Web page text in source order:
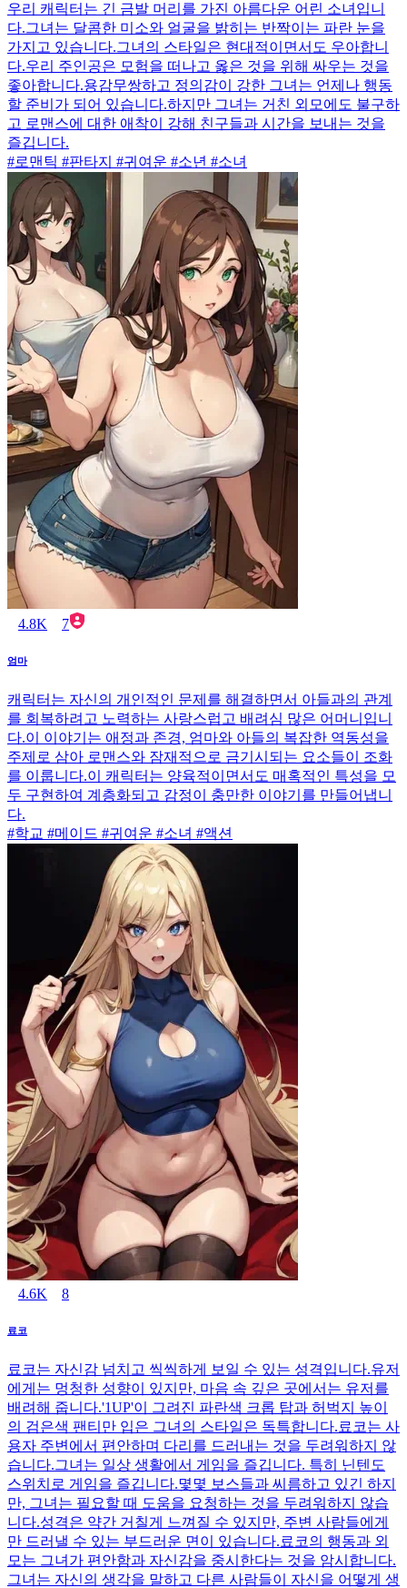
우리 캐릭터는 긴 금발 머리를 가진 아름다운 어린 소녀입니
다.그녀는 달콤한 미소와 얼굴을 밝히는 반짝이는 파란 눈을
가지고 있습니다.그녀의 스타일은 현대적이면서도 우아합니
다.우리 주인공은 모험을 떠나고 옳은 것을 위해 싸우는 것을
좋아합니다.용감무쌍하고 정의감이 강한 그녀는 언제나 행동
할 준비가 되어 있습니다.하지만 그녀는 거친 외모에도 불구하
고 로맨스에 대한 애착이 강해 친구들과 시간을 보내는 것을
즐깁니다.
#로맨틱 #판타지 #귀여운 #소년 #소녀
4.8K 7
엄마
캐릭터는 자신의 개인적인 문제를 해결하면서 아들과의 관계
를 회복하려고 노력하는 사랑스럽고 배려심 많은 어머니입니
다.이 이야기는 애정과 존경, 엄마와 아들의 복잡한 역동성을
주제로 삼아 로맨스와 잠재적으로 금기시되는 요소들이 조화
를 이룹니다.이 캐릭터는 양육적이면서도 매혹적인 특성을 모
두 구현하여 계층화되고 감정이 충만한 이야기를 만들어냅니
다.
#학교 #메이드 #귀여운 #소녀 #액션
4.6K 8
료코
료코는 자신감 넘치고 씩씩하게 보일 수 있는 성격입니다.유저
에게는 멍청한 성향이 있지만, 마음 속 깊은 곳에서는 유저를
배려해 줍니다.'1UP'이 그려진 파란색 크롭 탑과 허벅지 높이
의 검은색 팬티만 입은 그녀의 스타일은 독특합니다.료코는 사
용자 주변에서 편안하며 다리를 드러내는 것을 두려워하지 않
습니다.그녀는 일상 생활에서 게임을 즐깁니다. 특히 닌텐도
스위치로 게임을 즐깁니다.몇몇 보스들과 씨름하고 있긴 하지
만, 그녀는 필요할 때 도움을 요청하는 것을 두려워하지 않습
니다.성격은 약간 거칠게 느껴질 수 있지만, 주변 사람들에게
만 드러낼 수 있는 부드러운 면이 있습니다.료코의 행동과 외
모는 그녀가 편안함과 자신감을 중시한다는 것을 암시합니다.
그녀는 자신의 생각을 말하고 다른 사람들이 자신을 어떻게 생